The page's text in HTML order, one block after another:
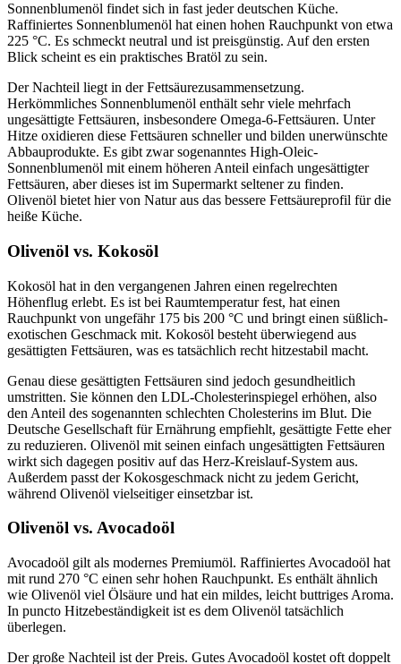
Sonnenblumenöl findet sich in fast jeder deutschen Küche.
Raffiniertes Sonnenblumenöl hat einen hohen Rauchpunkt von etwa
225 °C. Es schmeckt neutral und ist preisgünstig. Auf den ersten
Blick scheint es ein praktisches Bratöl zu sein.
Der Nachteil liegt in der Fettsäurezusammensetzung.
Herkömmliches Sonnenblumenöl enthält sehr viele mehrfach
ungesättigte Fettsäuren, insbesondere Omega-6-Fettsäuren. Unter
Hitze oxidieren diese Fettsäuren schneller und bilden unerwünschte
Abbauprodukte. Es gibt zwar sogenanntes High-Oleic-
Sonnenblumenöl mit einem höheren Anteil einfach ungesättigter
Fettsäuren, aber dieses ist im Supermarkt seltener zu finden.
Olivenöl bietet hier von Natur aus das bessere Fettsäureprofil für die
heiße Küche.
Olivenöl vs. Kokosöl
Kokosöl hat in den vergangenen Jahren einen regelrechten
Höhenflug erlebt. Es ist bei Raumtemperatur fest, hat einen
Rauchpunkt von ungefähr 175 bis 200 °C und bringt einen süßlich-
exotischen Geschmack mit. Kokosöl besteht überwiegend aus
gesättigten Fettsäuren, was es tatsächlich recht hitzestabil macht.
Genau diese gesättigten Fettsäuren sind jedoch gesundheitlich
umstritten. Sie können den LDL-Cholesterinspiegel erhöhen, also
den Anteil des sogenannten schlechten Cholesterins im Blut. Die
Deutsche Gesellschaft für Ernährung empfiehlt, gesättigte Fette eher
zu reduzieren. Olivenöl mit seinen einfach ungesättigten Fettsäuren
wirkt sich dagegen positiv auf das Herz-Kreislauf-System aus.
Außerdem passt der Kokosgeschmack nicht zu jedem Gericht,
während Olivenöl vielseitiger einsetzbar ist.
Olivenöl vs. Avocadoöl
Avocadoöl gilt als modernes Premiumöl. Raffiniertes Avocadoöl hat
mit rund 270 °C einen sehr hohen Rauchpunkt. Es enthält ähnlich
wie Olivenöl viel Ölsäure und hat ein mildes, leicht buttriges Aroma.
In puncto Hitzebeständigkeit ist es dem Olivenöl tatsächlich
überlegen.
Der große Nachteil ist der Preis. Gutes Avocadoöl kostet oft doppelt